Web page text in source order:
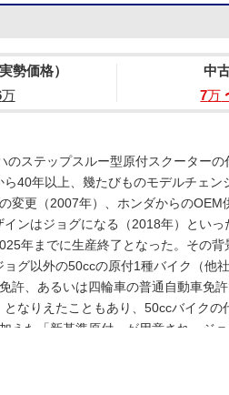
勢価格）
万
中
7万
のステップスルー型原付スクーター
40年以上、幾たびものモデルチェン
変更（2007年）、ホンダからのOEM
ンはジョグになる（2018年）とい
年までに生産終了となった。その
グ以外の50ccの原付1種バイク（他
許、あるいは四輪車の普通自動車免
なりえたこともあり、50ccバイク
えた「新基準原付」が用意され、ジ